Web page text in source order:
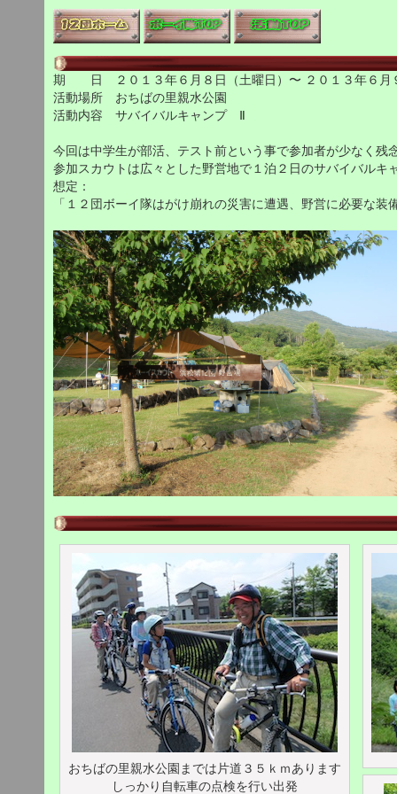
期 日 ２０１３年６月８日（土曜日）〜 ２０１３年６月
活動場所 おちばの里親水公園
活動内容 サバイバルキャンプ Ⅱ
今回は中学生が部活、テスト前という事で参加者が少なく残
参加スカウトは広々とした野営地で１泊２日のサバイバルキ
想定：
「１２団ボーイ隊はがけ崩れの災害に遭遇、野営に必要な
おちばの里親水公園までは片道３５ｋｍあります
しっかり自転車の点検を行い出発